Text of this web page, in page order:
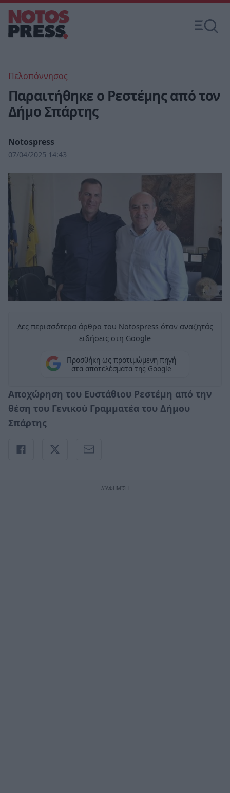
Πελοπόννησος
Παραιτήθηκε ο Ρεστέμης από τον
Δήμο Σπάρτης
Notospress
07/04/2025 14:43
Δες περισσότερα άρθρα του Notospress όταν αναζητάς
ειδήσεις στη Google
Προσθήκη ως προτιμώμενη πηγή
στα αποτελέσματα της Google
Αποχώρηση του Ευστάθιου Ρεστέμη από την
θέση του Γενικού Γραμματέα του Δήμου
Σπάρτης